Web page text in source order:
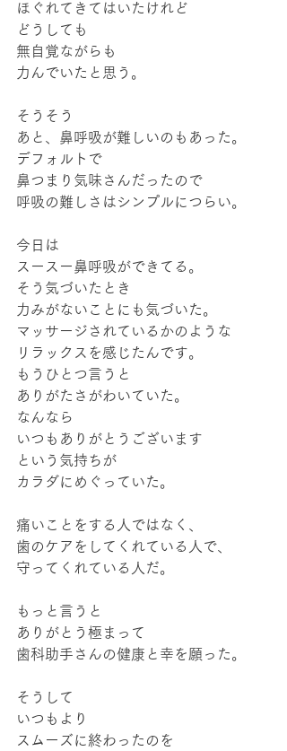
ほぐれてきてはいたけれど
どうしても
無自覚ながらも
力んでいたと思う。
そうそう
あと、鼻呼吸が難しいのもあった。
デフォルトで
鼻つまり気味さんだったので
呼吸の難しさはシンプルにつらい。
今日は
スースー鼻呼吸ができてる。
そう気づいたとき
力みがないことにも気づいた。
マッサージされているかのような
リラックスを感じたんです。
もうひとつ言うと
ありがたさがわいていた。
なんなら
いつもありがとうございます
という気持ちが
カラダにめぐっていた。
痛いことをする人ではなく、
歯のケアをしてくれている人で、
守ってくれている人だ。
もっと言うと
ありがとう極まって
歯科助手さんの健康と幸を願った。
そうして
いつもより
スムーズに終わったのを